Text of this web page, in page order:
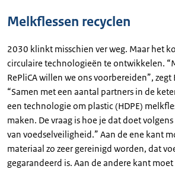
Melkflessen recyclen
2030 klinkt misschien ver weg. Maar het
circulaire technologieën te ontwikkelen.
RePliCA willen we ons voorbereiden”,
“Samen met een aantal partners in de
een technologie om plastic (HDPE)
maken. De vraag is hoe je dat doet
van voedselveiligheid.” Aan de ene kant
materiaal zo zeer gereinigd worden, dat
gegarandeerd is. Aan de andere kant